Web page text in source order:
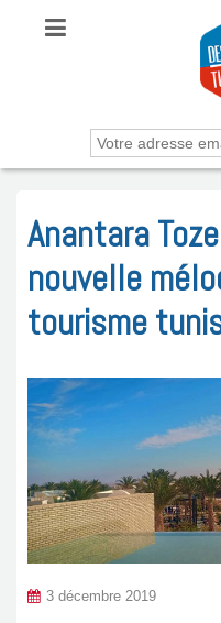
Anantara
nouvelle
tourisme
3 décembre 2019